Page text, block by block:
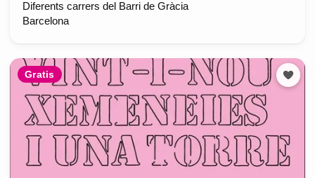
Diferents carrers del Barri de Gràcia
Barcelona
Gratis